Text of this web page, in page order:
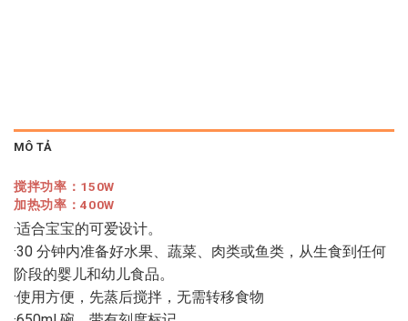
MÔ TẢ
搅拌功率：150W
加热功率：400W
·适合宝宝的可爱设计。
·30 分钟内准备好水果、蔬菜、肉类或鱼类，从生食到任何
阶段的婴儿和幼儿食品。
·使用方便，先蒸后搅拌，无需转移食物